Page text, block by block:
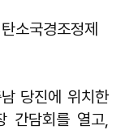
소국경조정제
당진에 위치한
간담회를 열고,